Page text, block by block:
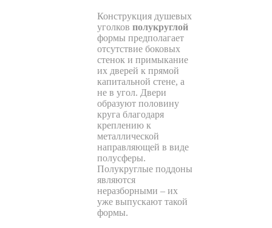
Конструкция душевых
уголков полукруглой
формы предполагает
отсутствие боковых
стенок и примыкание
их дверей к прямой
капитальной стене, а
не в угол. Двери
образуют половину
круга благодаря
креплению к
металлической
направляющей в виде
полусферы.
Полукруглые поддоны
являются
неразборными – их
уже выпускают такой
формы.